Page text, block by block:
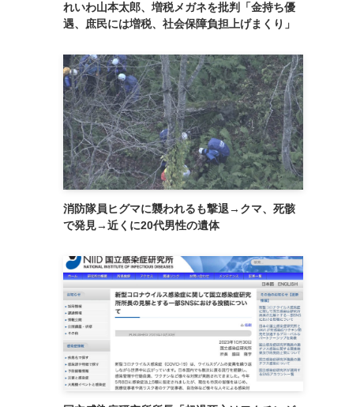
れいわ山本太郎、増税メガネを批判「金持ち優
遇、庶民には増税、社会保障負担上げまくり」
消防隊員ヒグマに襲われるも撃退→クマ、死骸
で発見→近くに20代男性の遺体